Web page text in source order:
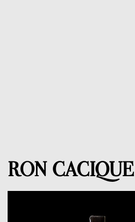
RON CACIQUE